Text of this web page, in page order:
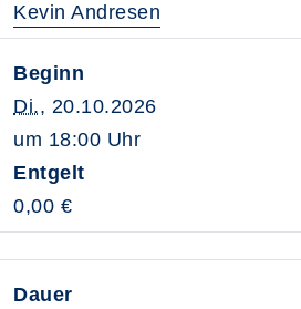
Kevin Andresen
Beginn
Di., 20.10.2026
um 18:00 Uhr
Entgelt
0,00 €
Dauer